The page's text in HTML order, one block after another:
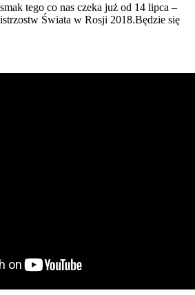
tego co nas czeka już od 14 lipca –
Świata w Rosji 2018.Będzie się